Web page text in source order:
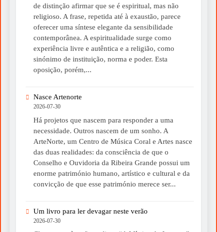
de distinção afirmar que se é espiritual, mas não
religioso. A frase, repetida até à exaustão, parece
oferecer uma síntese elegante da sensibilidade
contemporânea. A espiritualidade surge como
experiência livre e autêntica e a religião, como
sinónimo de instituição, norma e poder. Esta
oposição, porém,...
Nasce Artenorte
2026-07-30
Há projetos que nascem para responder a uma
necessidade. Outros nascem de um sonho. A
ArteNorte, um Centro de Música Coral e Artes nasce
das duas realidades: da consciência de que o
Conselho e Ouvidoria da Ribeira Grande possui um
enorme património humano, artístico e cultural e da
convicção de que esse património merece ser...
Um livro para ler devagar neste verão
2026-07-30